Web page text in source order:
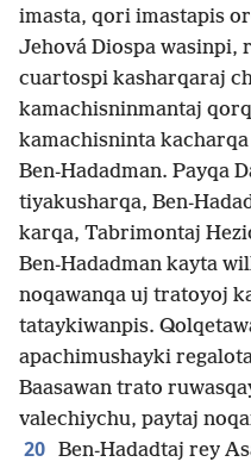
imasta, qori imastapis
Jehová Diospa wasinpi,
cuartospi kasharqaraj
kamachisninmantaj
kamachisninta
Ben-Hadadman. Payqa
tiyakusharqa, Ben-
karqa, Tabrimontaj
Ben-Hadadman kayta
noqawanqa uj tratoyoj
tataykiwanpis.
apachimushayki
Baasawan trato
valechiychu, paytaj
20 Ben-Hadadtaj rey